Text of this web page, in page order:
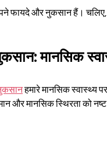
फायदे और नुकसान हैं।
मानसिक
हमारे मानसिक स्वास्थ्य
और मानसिक स्थिरता को